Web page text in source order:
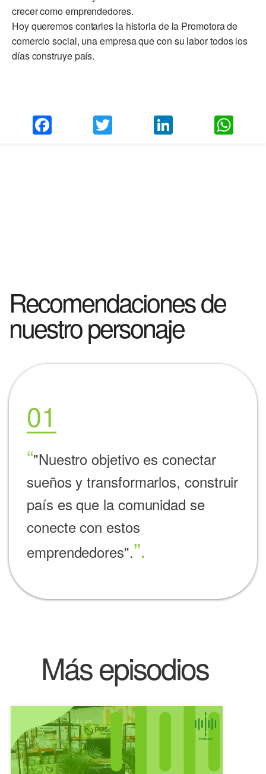
crecer como emprendedores.
Hoy queremos contarles la historia de la Promotora de
comercio social, una empresa que con su labor todos los
días construye país.
FacebookTwitter LinkedIn
Recomendaciones de
nuestro personaje
01
"Nuestro objetivo es conectar
sueños y transformarlos, construir
país es que la comunidad se
conecte con estos
emprendedores".
Más episodios